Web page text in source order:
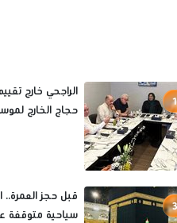
1
الراجحي خارج
حجاج الخارج لموسم
3
سياحية متوقفة